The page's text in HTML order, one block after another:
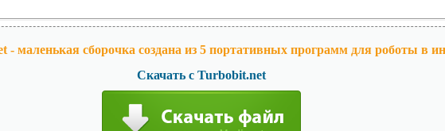
- маленькая сборочка создана из 5 портативных программ для роботы в
Скачать с Turbobit.net